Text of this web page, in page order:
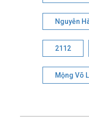
Nguyễn
2112
Mộng Võ